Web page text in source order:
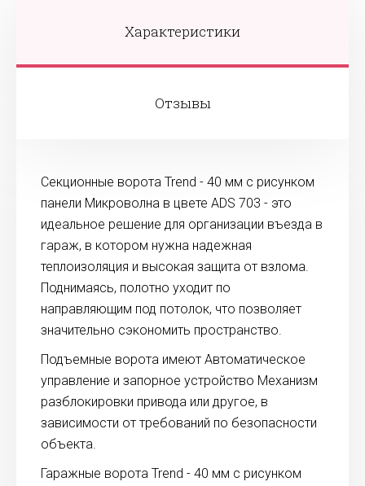
Характеристики
Отзывы
Секционные ворота Trend - 40 мм с рисунком
панели Микроволна в цвете ADS 703 - это
идеальное решение для организации въезда в
гараж, в котором нужна надежная
теплоизоляция и высокая защита от взлома.
Поднимаясь, полотно уходит по
направляющим под потолок, что позволяет
значительно сэкономить пространство.
Подъемные ворота имеют Автоматическое
управление и запорное устройство Механизм
разблокировки привода или другое, в
зависимости от требований по безопасности
объекта.
Гаражные ворота Trend - 40 мм с рисунком